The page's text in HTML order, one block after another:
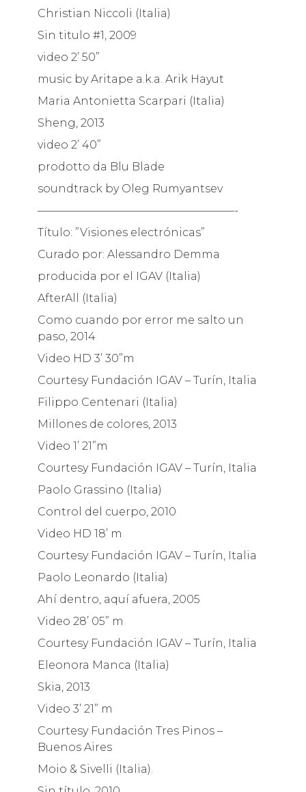
Christian Niccoli (Italia)
Sin titulo #1, 2009
video 2’ 50”
music by Aritape a.k.a. Arik Hayut
Maria Antonietta Scarpari (Italia)
Sheng, 2013
video 2’ 40”
prodotto da Blu Blade
soundtrack by Oleg Rumyantsev
——————————————————-
Título: ”Visiones electrónicas”
Curado por: Alessandro Demma
producida por el IGAV (Italia)
AfterAll (Italia)
Como cuando por error me salto un
paso, 2014
Video HD 3’ 30”m
Courtesy Fundación IGAV – Turín, Italia
Filippo Centenari (Italia)
Millones de colores, 2013
Video 1’ 21”m
Courtesy Fundación IGAV – Turín, Italia
Paolo Grassino (Italia)
Control del cuerpo, 2010
Video HD 18’ m
Courtesy Fundación IGAV – Turín, Italia
Paolo Leonardo (Italia)
Ahí dentro, aquí afuera, 2005
Video 28’ 05” m
Courtesy Fundación IGAV – Turín, Italia
Eleonora Manca (Italia)
Skia, 2013
Video 3’ 21” m
Courtesy Fundación Tres Pinos –
Buenos Aires
Moio & Sivelli (Italia).